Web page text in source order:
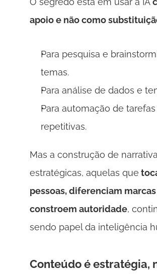
apoio e não como
Para pesquisa e
temas.
Para automação de tarefas
repetitivas.
Mas a construção de
estratégicas, aquelas que
pessoas, diferenciam
constroem autoridade,
sendo papel da inteligência
Conteúdo é estratégia,